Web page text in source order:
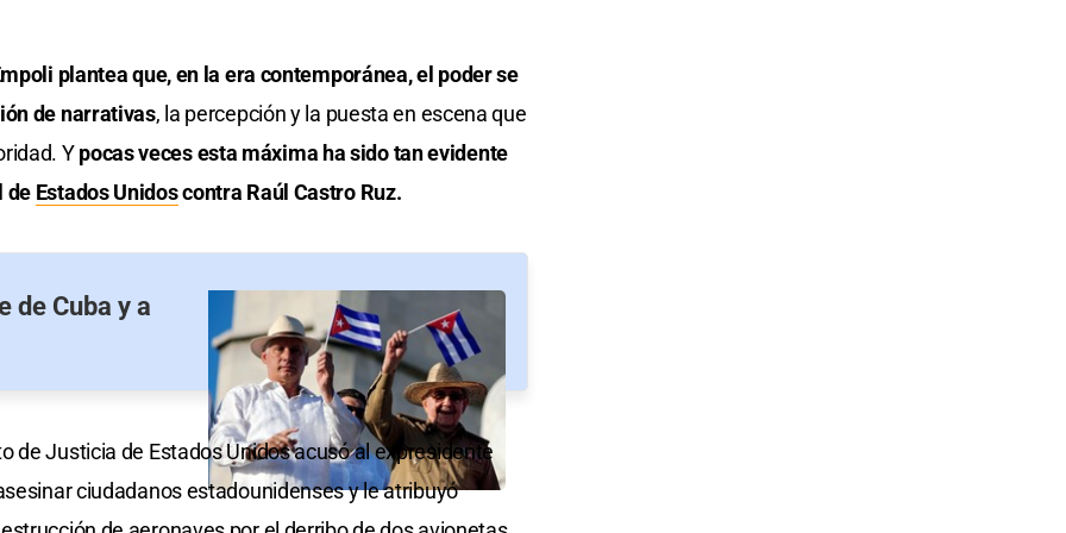
plantea que, en la era contemporánea, el poder se
de narrativas, la percepción y la puesta en escena que
Ypocas veces esta máxima ha sido tan evidente
de Estados Unidoscontra Raúl Castro Ruz.
de Cuba y a
de Justicia de Estados Unidos acusó al expresidente
ciudadanos estadounidenses y le atribuyó